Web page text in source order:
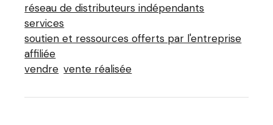
réseau de distributeurs indépendants
services
soutien et ressources offerts par l'entreprise
affiliée
vendre vente réalisée